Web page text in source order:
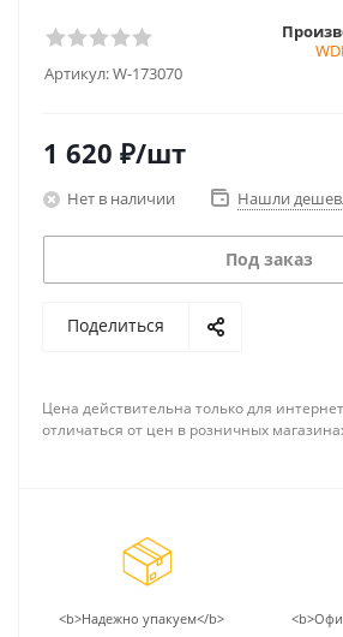
Артикул:W-173070
1 620 ₽/шт
Нет в наличии Нашли
Под заказ
Поделиться
Цена действительна только для
отличаться от цен в розничных
<b>Надежно упакуем</b>